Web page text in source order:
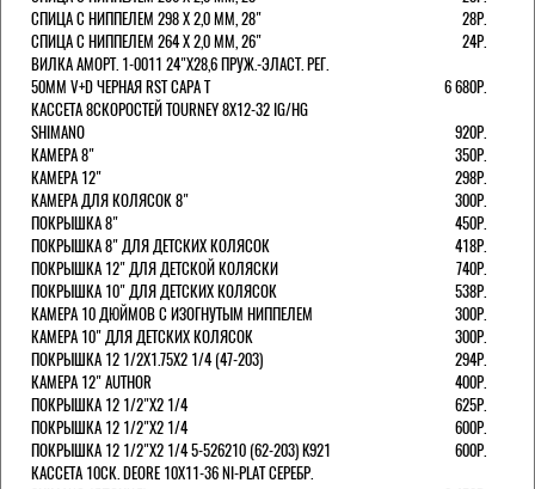
СПИЦА С НИППЕЛЕМ 298 Х 2,0 ММ, 28"
28Р.
СПИЦА С НИППЕЛЕМ 264 Х 2,0 ММ, 26"
24Р.
ВИЛКА АМОРТ. 1-0011 24"Х28,6 ПРУЖ.-ЭЛАСТ. РЕГ.
50ММ V+D ЧЕРНАЯ RST CAPA Т
6 680Р.
КАССЕТА 8СКОРОСТЕЙ TOURNEY 8Х12-32 IG/HG
SHIMANO
920Р.
КАМЕРА 8"
350Р.
КАМЕРА 12"
298Р.
КАМЕРА ДЛЯ КОЛЯСОК 8"
300Р.
ПОКРЫШКА 8"
450Р.
ПОКРЫШКА 8" ДЛЯ ДЕТСКИХ КОЛЯСОК
418Р.
ПОКРЫШКА 12" ДЛЯ ДЕТСКОЙ КОЛЯСКИ
740Р.
ПОКРЫШКА 10" ДЛЯ ДЕТСКИХ КОЛЯСОК
538Р.
КАМЕРА 10 ДЮЙМОВ С ИЗОГНУТЫМ НИППЕЛЕМ
300Р.
КАМЕРА 10" ДЛЯ ДЕТСКИХ КОЛЯСОК
300Р.
ПОКРЫШКА 12 1/2X1.75X2 1/4 (47-203)
294Р.
КАМЕРА 12" AUTHOR
400Р.
ПОКРЫШКА 12 1/2"Х2 1/4
625Р.
ПОКРЫШКА 12 1/2"Х2 1/4
600Р.
ПОКРЫШКА 12 1/2"Х2 1/4 5-526210 (62-203) K921
600Р.
КАССЕТА 10СК. DEORE 10Х11-36 NI-PLAT СЕРЕБР.